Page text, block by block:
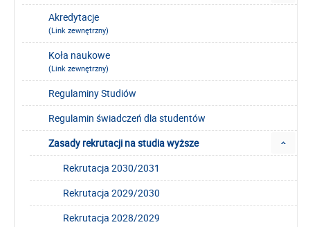
Akredytacje
(Link zewnętrzny)
Koła naukowe
(Link zewnętrzny)
Regulaminy Studiów
Regulamin świadczeń dla studentów
Zasady rekrutacji na studia wyższe
Rekrutacja 2030/2031
Rekrutacja 2029/2030
Rekrutacja 2028/2029